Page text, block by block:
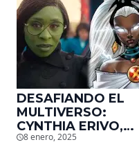
DESAFIANDO EL
MULTIVERSO:
CYNTHIA ERIVO,
PROTAGONISTA DE
8 enero, 2025